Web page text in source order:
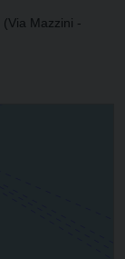
(Via Mazzini -